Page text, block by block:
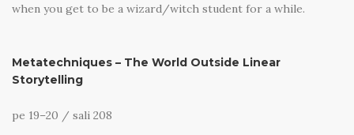
when you get to be a wizard/witch student for a while.
Metatechniques – The World Outside Linear
Storytelling
pe 19–20 / sali 208